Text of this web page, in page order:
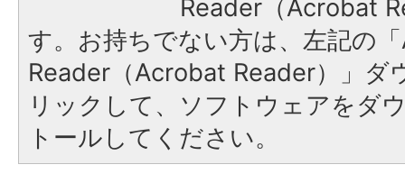
Reader（Acrobat
す。お持ちでない方は、左記の
Reader（Acrobat Reader）」ダ
リックして、ソフトウェアをダ
トールしてください。